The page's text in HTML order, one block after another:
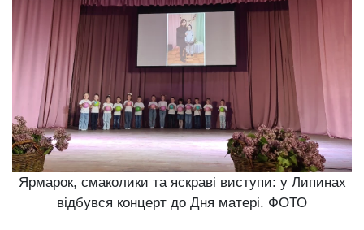
Ярмарок, смаколики та яскраві виступи: у Липинах
відбувся концерт до Дня матері. ФОТО